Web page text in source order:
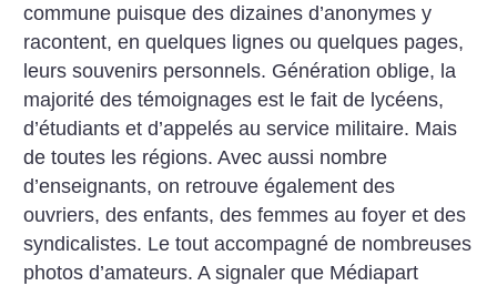
commune puisque des dizaines d’anonymes y
racontent, en quelques lignes ou quelques pages,
leurs souvenirs personnels. Génération oblige, la
majorité des témoignages est le fait de lycéens,
d’étudiants et d’appelés au service militaire. Mais
de toutes les régions. Avec aussi nombre
d’enseignants, on retrouve également des
ouvriers, des enfants, des femmes au foyer et des
syndicalistes. Le tout accompagné de nombreuses
photos d’amateurs. A signaler que Médiapart